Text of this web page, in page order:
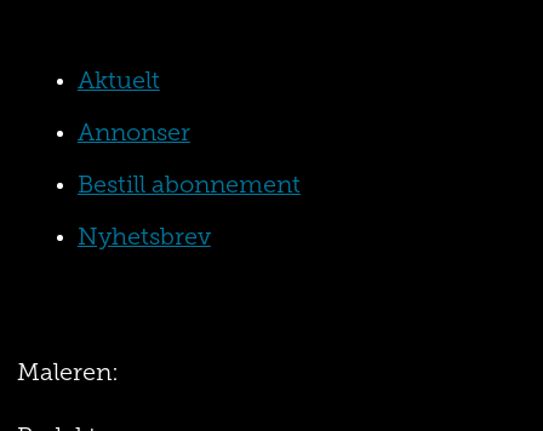
Aktuelt
Annonser
Bestill abonnement
Nyhetsbrev
Maleren: